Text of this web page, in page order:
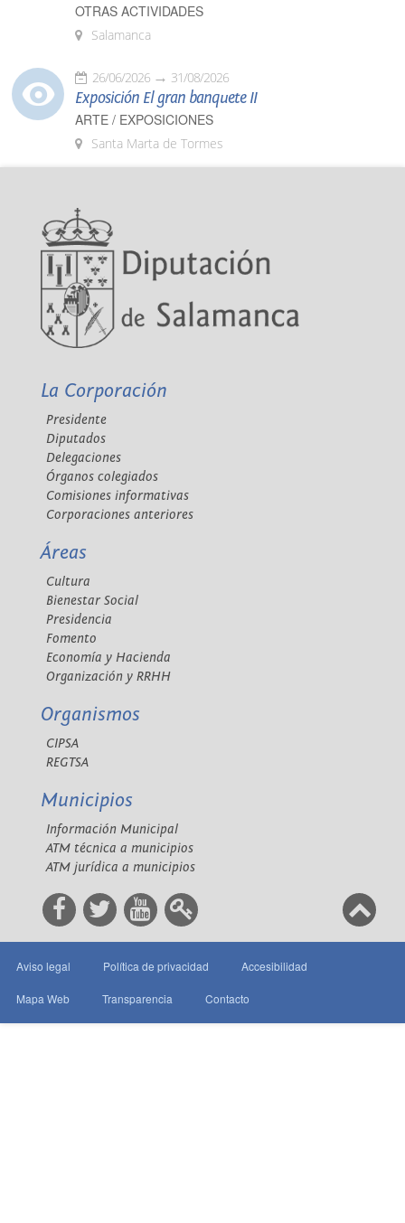
OTRAS ACTIVIDADES
Salamanca
26/06/2026 31/08/2026
Exposición El gran banquete II
ARTE / EXPOSICIONES
Santa Marta de Tormes
La Corporación
Presidente
Diputados
Delegaciones
Órganos colegiados
Comisiones informativas
Corporaciones anteriores
Áreas
Cultura
Bienestar Social
Presidencia
Fomento
Economía y Hacienda
Organización y RRHH
Organismos
CIPSA
REGTSA
Municipios
Información Municipal
ATM técnica a municipios
ATM jurídica a municipios
Aviso legal Política de privacidad Accesibilidad
Mapa Web Transparencia Contacto